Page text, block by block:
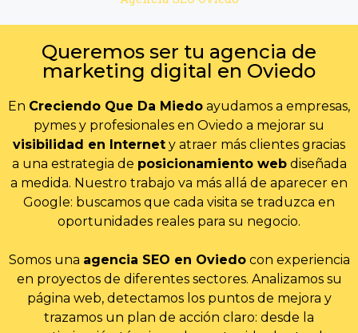
Queremos ser tu agencia de
marketing digital en Oviedo
En Creciendo Que Da Miedo ayudamos a empresas,
pymes y profesionales en Oviedo a mejorar su
visibilidad en Internet y atraer más clientes gracias
a una estrategia de posicionamiento webdiseñada
a medida. Nuestro trabajo va más allá de aparecer en
Google: buscamos que cada visita se traduzca en
oportunidades reales para su negocio.
Somos una agencia SEO en Oviedocon experiencia
en proyectos de diferentes sectores. Analizamos su
página web, detectamos los puntos de mejora y
trazamos un plan de acción claro: desde la